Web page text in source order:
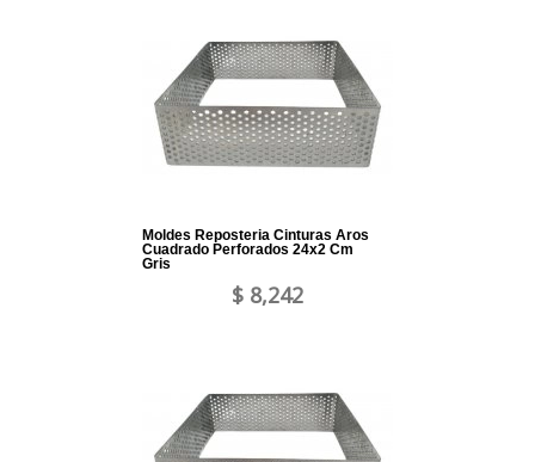
Moldes Reposteria Cinturas Aros
Cuadrado Perforados 24x2 Cm
Gris
$ 8,242